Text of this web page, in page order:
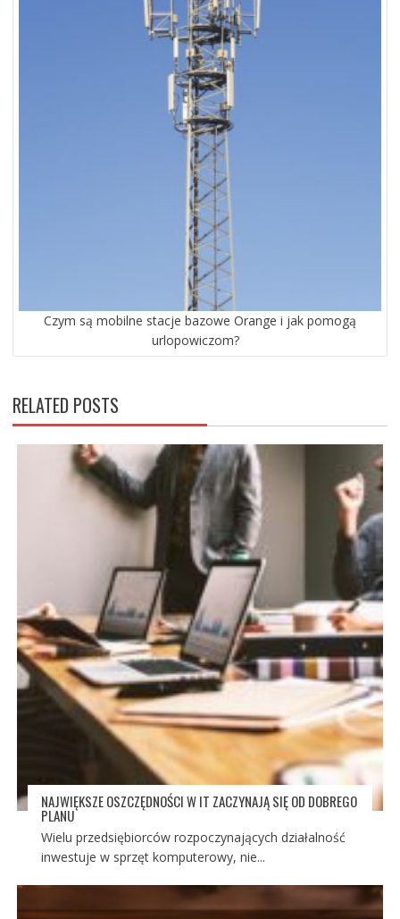
Czym są mobilne stacje bazowe Orange i jak pomogą
urlopowiczom?
RELATED POSTS
NAJWIĘKSZE OSZCZĘDNOŚCI W IT ZACZYNAJĄ SIĘ OD DOBREGO
PLANU
Wielu przedsiębiorców rozpoczynających działalność
inwestuje w sprzęt komputerowy, nie...